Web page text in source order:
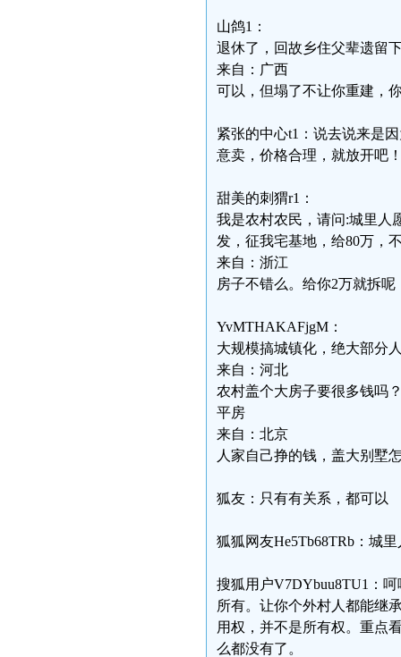
山鸽1：
退休了，回故乡住父辈遗留
来自：广西
可以，但塌了不让你重建，
紧张的中心t1：说去说来是
意卖，价格合理，就放开吧
甜美的刺猬r1：
我是农村农民，请问:城里人
发，征我宅基地，给80万，
来自：浙江
房子不错么。给你2万就拆呢
YvMTHAKAFjgM：
大规模搞城镇化，绝大部分
来自：河北
农村盖个大房子要很多钱吗
平房
来自：北京
人家自己挣的钱，盖大别墅
狐友：只有有关系，都可以
狐狐网友He5Tb68TRb：城
搜狐用户V7DYbuu8TU1：
所有。让你个外村人都能继
用权，并不是所有权。重点
么都没有了。